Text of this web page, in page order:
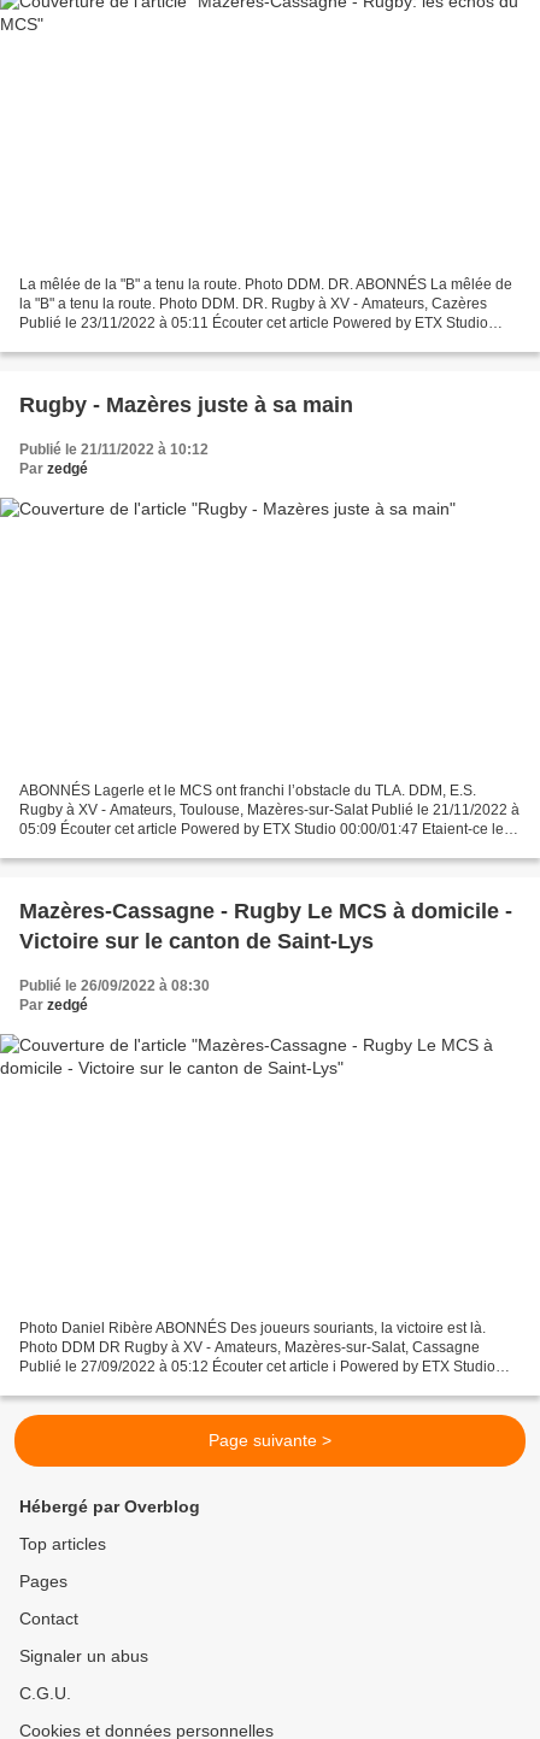
La mêlée de la "B" a tenu la route. Photo DDM. DR. ABONNÉS La mêlée de
la "B" a tenu la route. Photo DDM. DR. Rugby à XV - Amateurs, Cazères
Publié le 23/11/2022 à 05:11 Écouter cet article Powered by ETX Studio
Rugby - Mazères juste à sa main
Publié le 21/11/2022 à 10:12
Par zedgé
ABONNÉS Lagerle et le MCS ont franchi l’obstacle du TLA. DDM, E.S.
Rugby à XV - Amateurs, Toulouse, Mazères-sur-Salat Publié le 21/11/2022 à
05:09 Écouter cet article Powered by ETX Studio 00:00/01:47 Etaient-ce les
Mazères-Cassagne - Rugby Le MCS à domicile -
Victoire sur le canton de Saint-Lys
Publié le 26/09/2022 à 08:30
Par zedgé
Photo Daniel Ribère ABONNÉS Des joueurs souriants, la victoire est là.
Photo DDM DR Rugby à XV - Amateurs, Mazères-sur-Salat, Cassagne
Publié le 27/09/2022 à 05:12 Écouter cet article i Powered by ETX Studio
Page suivante >
Hébergé par Overblog
Top articles
Pages
Contact
Signaler un abus
C.G.U.
Cookies et données personnelles